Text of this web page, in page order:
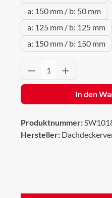
a: 150 mm / b: 50 mm
a: 125 mm / b: 125 mm
a: 150 mm / b: 150 mm
Produkt Anzahl:
In den
Produktnummer:
Hersteller: